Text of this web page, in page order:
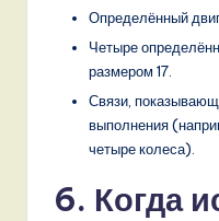
Определённый
Четыре
размером 17.
Связи,
выполнения
четыре колеса).
6. Когда